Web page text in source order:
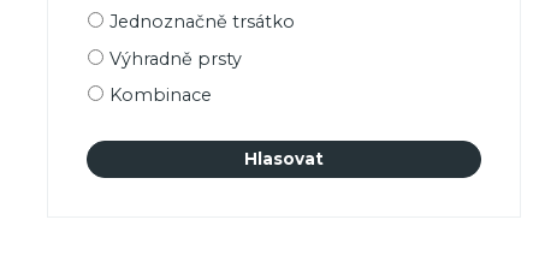
Možnosti
Jednoznačně trsátko
Výhradně prsty
Kombinace